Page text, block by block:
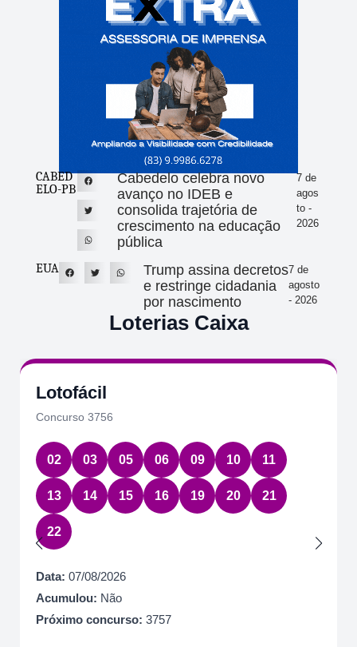
CABED
ELO-PB
Cabedelo celebra novo
avanço no IDEB e
consolida trajetória de
crescimento na educação
pública
7 de
agos
to -
2026
EUA
Trump assina decretos
e restringe cidadania
por nascimento
7 de
agosto
- 2026
Loterias Caixa
Lotofácil
Concurso 3756
02 03 05 06 09 10 11
13 14 15 16 19 20 21
22
Data: 07/08/2026
Acumulou: Não
Próximo concurso: 3757